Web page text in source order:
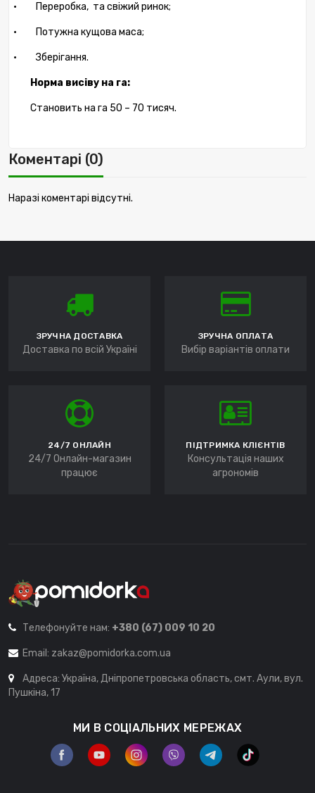
· Переробка, та свіжий ринок;
· Потужна кущова маса;
· Зберігання.
Норма висіву на га:
Становить на га 50 – 70 тисяч.
Коментарі (0)
Наразі коментарі відсутні.
ЗРУЧНА ДОСТАВКА
Доставка по всій Україні
ЗРУЧНА ОПЛАТА
Вибір варіантів оплати
24/7 ОНЛАЙН
24/7 Онлайн-магазин
працює
ПІДТРИМКА КЛІЄНТІВ
Консультація наших
агрономів
Телефонуйте нам: +380 (67) 009 10 20
Email: zakaz@pomidorka.com.ua
Адреса: Україна, Дніпропетровська область, смт. Аули, вул.
Пушкіна, 17
МИ В СОЦІАЛЬНИХ МЕРЕЖАХ